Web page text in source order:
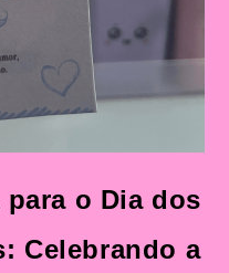
para o Dia dos
Celebrando a